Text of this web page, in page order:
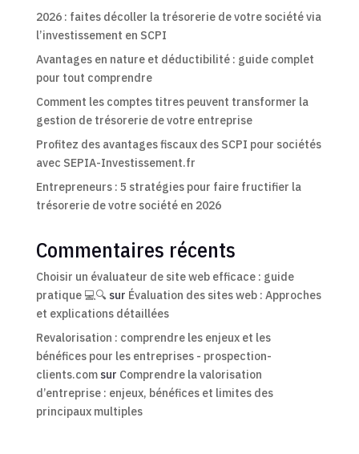
2026 : faites décoller la trésorerie de votre société via
l’investissement en SCPI
Avantages en nature et déductibilité : guide complet
pour tout comprendre
Comment les comptes titres peuvent transformer la
gestion de trésorerie de votre entreprise
Profitez des avantages fiscaux des SCPI pour sociétés
avec SEPIA-Investissement.fr
Entrepreneurs : 5 stratégies pour faire fructifier la
trésorerie de votre société en 2026
Commentaires récents
Choisir un évaluateur de site web efficace : guide
pratique 💻🔍 sur Évaluation des sites web : Approches
et explications détaillées
Revalorisation : comprendre les enjeux et les
bénéfices pour les entreprises - prospection-
clients.comsur Comprendre la valorisation
d’entreprise : enjeux, bénéfices et limites des
principaux multiples